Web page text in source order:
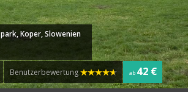
Koper, Slowenien
Benutzerbewertung ab 42 €